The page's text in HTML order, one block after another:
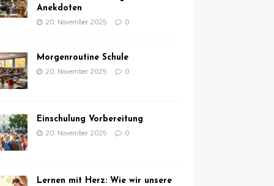
Anekdoten
20. November 2025 0
Morgenroutine Schule
20. November 2025 0
Einschulung Vorbereitung
20. November 2025 0
Lernen mit Herz: Wie wir unsere